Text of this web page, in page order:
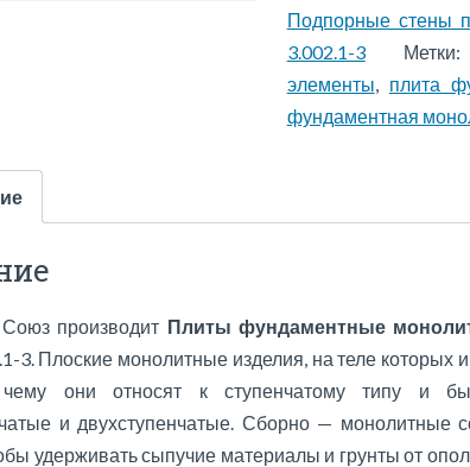
Подпорные стены
3.002.1-3
элементы, плита
фундаментная
производит Плиты фундаментные
3. Плоские монолитные изделия, на теле которых
чему они относят к ступенчатому типу и
и двухступенчатые. Сборно — монолитные
удерживать сыпучие материалы и грунты от